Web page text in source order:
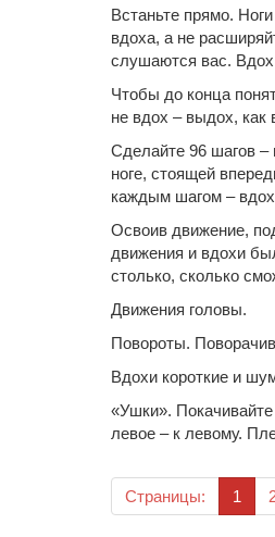
Встаньте прямо.
вдоха, а не
слушаются вас.
Чтобы до конца
не вдох – выдох, как
Сделайте 96 шагов –
ноге, стоящей
каждым шагом –
Освоив движение,
движения и вдохи
столько, сколько
Движения головы.
Повороты.
Вдохи короткие и
«Ушки».
левое – к левому.
Страницы: 1